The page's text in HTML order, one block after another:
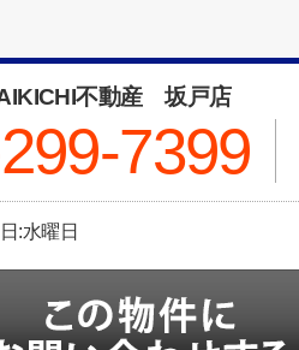
不動産 坂戸店
7399
:水曜日